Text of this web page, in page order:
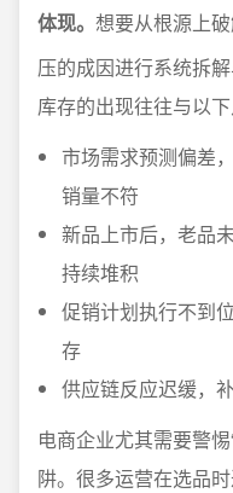
体现。 想要从根源上
压的成因进行系统拆
库存的出现往往与以下
市场需求预测偏差
销量不符
新品上市后，老品
持续堆积
促销计划执行不到
存
供应链反应迟缓，
电商企业尤其需要警惕
阱。很多运营在选品